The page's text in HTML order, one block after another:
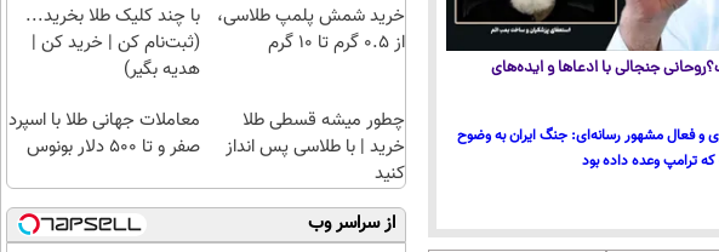
جنجالی با ادعاها و ایده‌های
و فعال مشهور رسانه‌ای: جنگ ایران به وضوح
ترامپ وعده داده بود
خرید شمش پلمپ طلاسی،
از ۰.۵ گرم تا ۱۰ گرم
با چند کلیک طلا بخرید...
(ثبت‌نام کن | خرید کن |
هدیه بگیر)
چطور میشه قسطی طلا
خرید | با طلاسی پس انداز
کنید
معاملات جهانی طلا با اسپرد
صفر و تا ۵۰۰ دلار بونوس
از سراسر وب